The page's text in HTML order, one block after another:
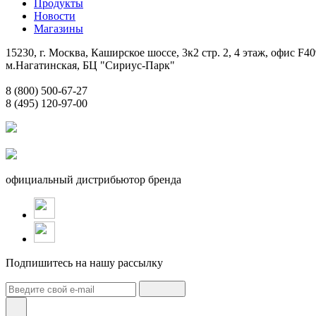
Продукты
Новости
Магазины
15230, г. Москва, Каширское шоссе, 3к2 стр. 2, 4 этаж, офис
м.Нагатинская, БЦ "Сириус-Парк"
8 (800) 500-67-27
8 (495) 120-97-00
официальный дистрибьютор бренда
Подпишитесь на нашу рассылку